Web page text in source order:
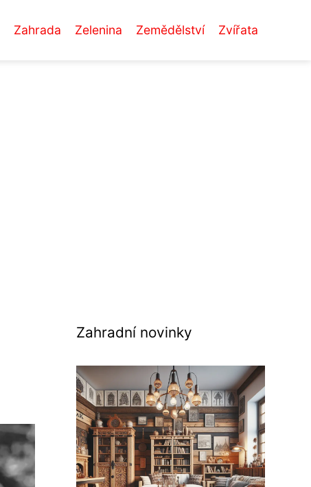
Zahrada Zelenina Zemědělství Zvířata
Zahradní novinky